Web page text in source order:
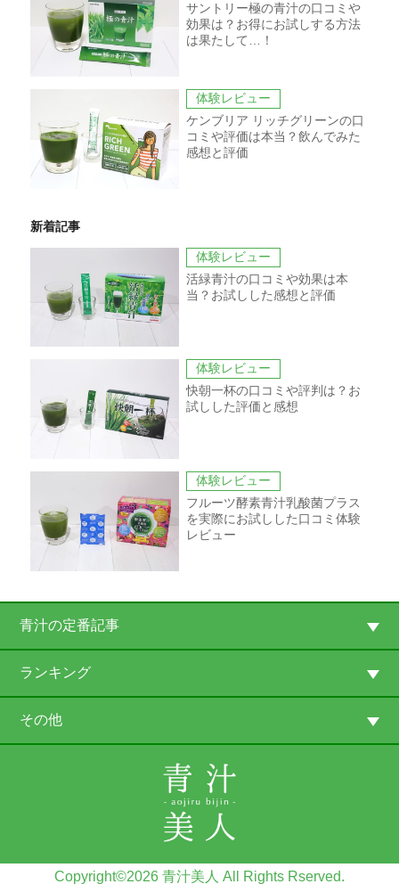
サントリー極の青汁の口コミや
効果は？お得にお試しする方法
は果たして…！
体験レビュー
ケンブリア リッチグリーンの口
コミや評価は本当？飲んでみた
感想と評価
新着記事
体験レビュー
活緑青汁の口コミや効果は本
当？お試しした感想と評価
体験レビュー
快朝一杯の口コミや評判は？お
試しした評価と感想
体験レビュー
フルーツ酵素青汁乳酸菌プラス
を実際にお試しした口コミ体験
レビュー
青汁の定番記事
ランキング
その他
Copyright©2026 青汁美人 All Rights Rserved.